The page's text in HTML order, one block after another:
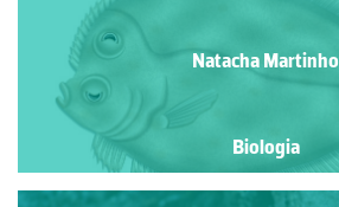
Natacha Martinho
Biologia